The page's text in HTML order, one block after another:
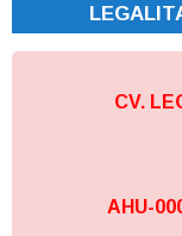
CV.
AHU-